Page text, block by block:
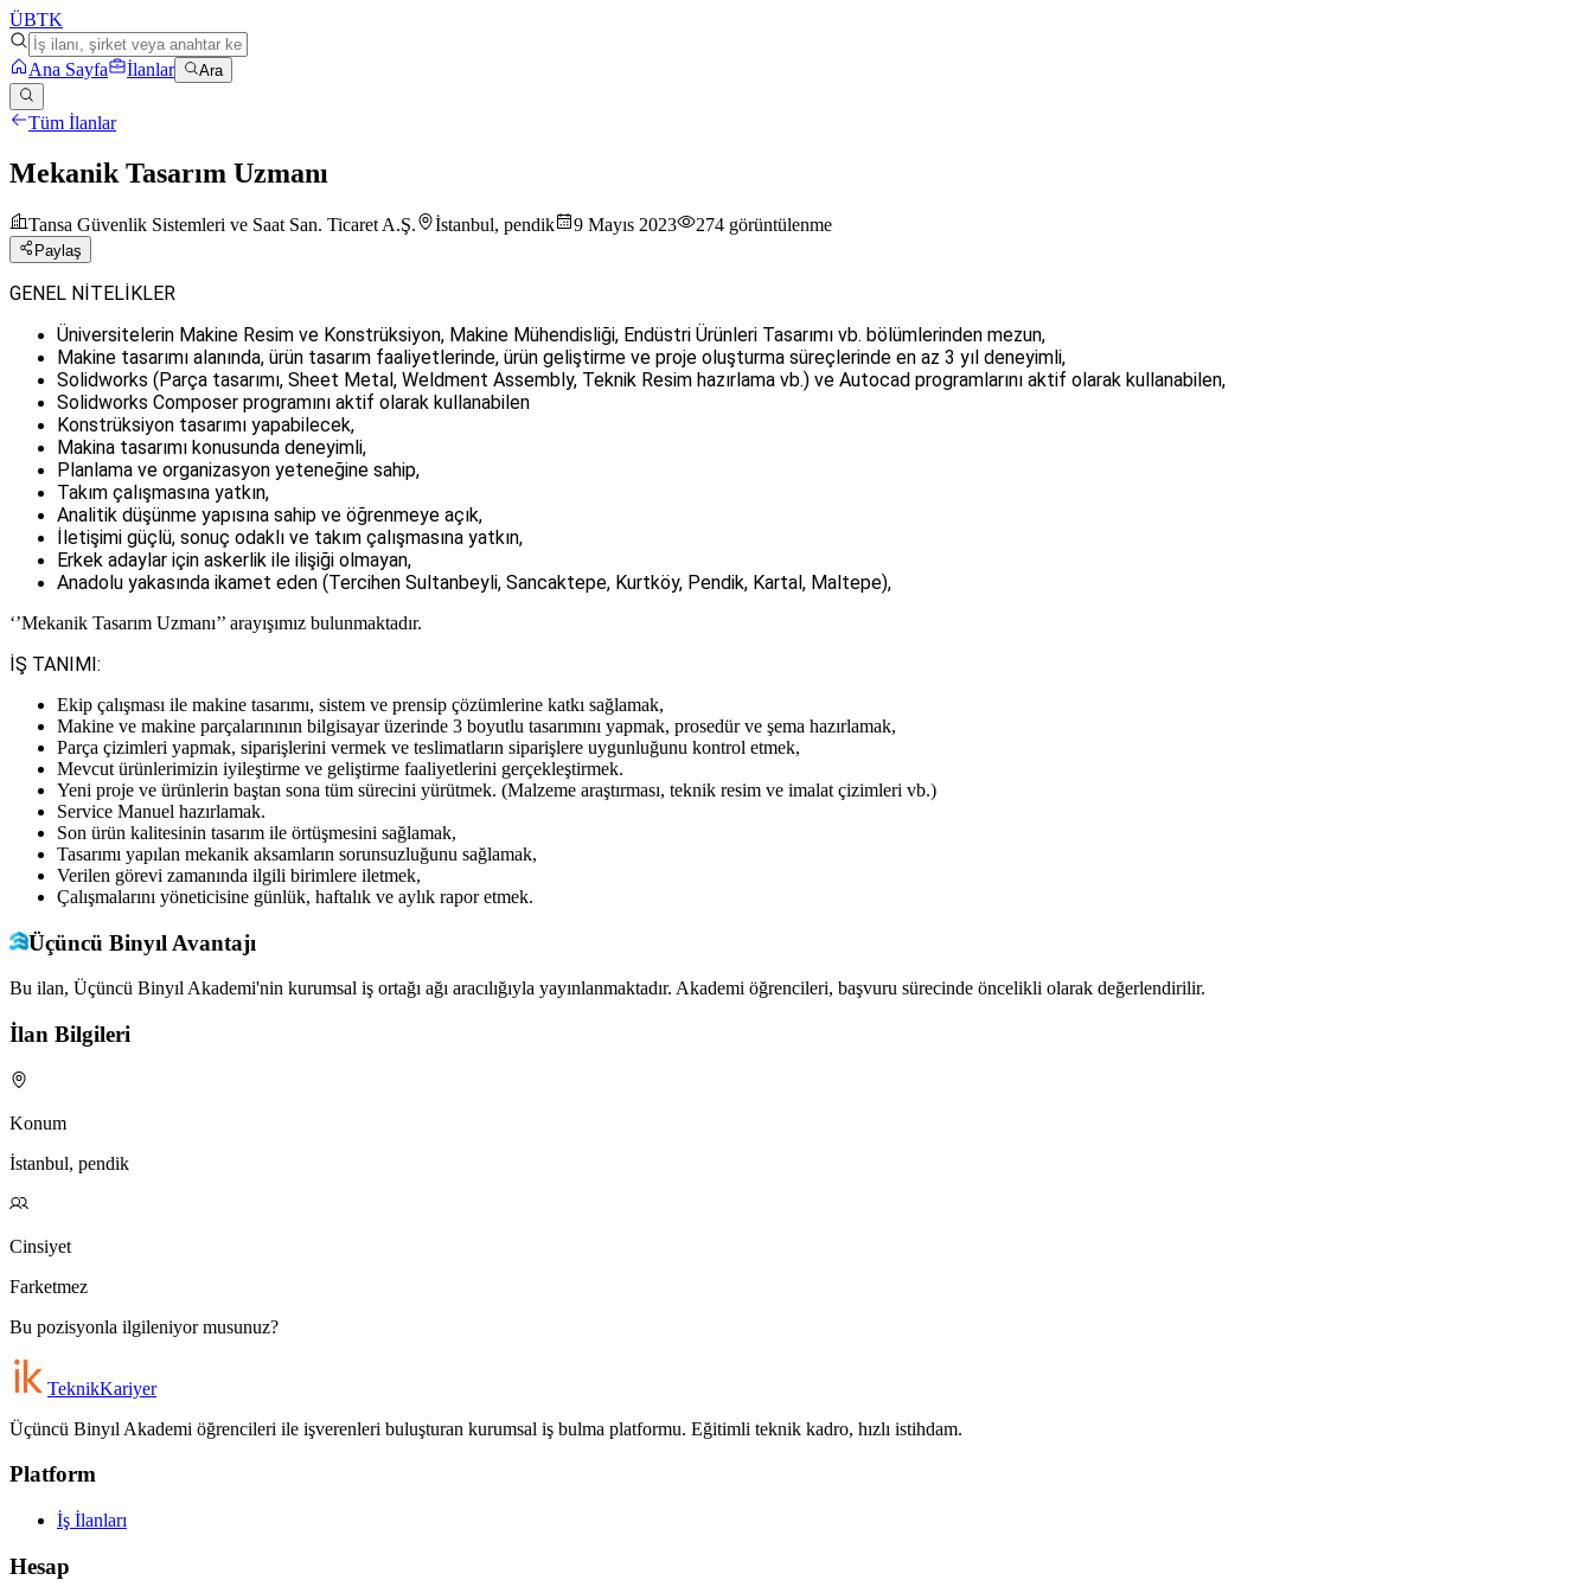
ÜBTK
Ana Sayfa İlanlar Ara
Tüm İlanlar
Mekanik Tasarım Uzmanı
Tansa Güvenlik Sistemleri ve Saat San. Ticaret A.Ş. İstanbul, pendik 9 Mayıs 2023 274 görüntülenme
Paylaş
GENEL NİTELİKLER
Üniversitelerin Makine Resim ve Konstrüksiyon, Makine Mühendisliği, Endüstri Ürünleri Tasarımı vb. bölümlerinden mezun,
Makine tasarımı alanında, ürün tasarım faaliyetlerinde, ürün geliştirme ve proje oluşturma süreçlerinde en az 3 yıl deneyimli,
Solidworks (Parça tasarımı, Sheet Metal, Weldment Assembly, Teknik Resim hazırlama vb.) ve Autocad programlarını aktif olarak kullanabilen,
Solidworks Composer programını aktif olarak kullanabilen
Konstrüksiyon tasarımı yapabilecek,
Makina tasarımı konusunda deneyimli,
Planlama ve organizasyon yeteneğine sahip,
Takım çalışmasına yatkın,
Analitik düşünme yapısına sahip ve öğrenmeye açık,
İletişimi güçlü, sonuç odaklı ve takım çalışmasına yatkın,
Erkek adaylar için askerlik ile ilişiği olmayan,
Anadolu yakasında ikamet eden (Tercihen Sultanbeyli, Sancaktepe, Kurtköy, Pendik, Kartal, Maltepe),
‘’Mekanik Tasarım Uzmanı’’ arayışımız bulunmaktadır.
İŞ TANIMI:
Ekip çalışması ile makine tasarımı, sistem ve prensip çözümlerine katkı sağlamak,
Makine ve makine parçalarınının bilgisayar üzerinde 3 boyutlu tasarımını yapmak, prosedür ve şema hazırlamak,
Parça çizimleri yapmak, siparişlerini vermek ve teslimatların siparişlere uygunluğunu kontrol etmek,
Mevcut ürünlerimizin iyileştirme ve geliştirme faaliyetlerini gerçekleştirmek.
Yeni proje ve ürünlerin baştan sona tüm sürecini yürütmek. (Malzeme araştırması, teknik resim ve imalat çizimleri vb.)
Service Manuel hazırlamak.
Son ürün kalitesinin tasarım ile örtüşmesini sağlamak,
Tasarımı yapılan mekanik aksamların sorunsuzluğunu sağlamak,
Verilen görevi zamanında ilgili birimlere iletmek,
Çalışmalarını yöneticisine günlük, haftalık ve aylık rapor etmek.
Üçüncü Binyıl Avantajı
Bu ilan, Üçüncü Binyıl Akademi'nin kurumsal iş ortağı ağı aracılığıyla yayınlanmaktadır. Akademi öğrencileri, başvuru sürecinde öncelikli olarak değerlendirilir.
İlan Bilgileri
Konum
İstanbul, pendik
Cinsiyet
Farketmez
Bu pozisyonla ilgileniyor musunuz?
TeknikKariyer
Üçüncü Binyıl Akademi öğrencileri ile işverenleri buluşturan kurumsal iş bulma platformu. Eğitimli teknik kadro, hızlı istihdam.
Platform
İş İlanları
Hesap